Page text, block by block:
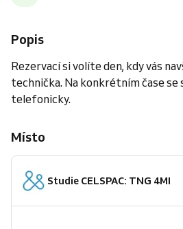
Popis
Rezervací si volíte den, kdy vás
technička. Na konkrétním čase se
telefonicky.
Místo
Studie CELSPAC: TNG 4MI